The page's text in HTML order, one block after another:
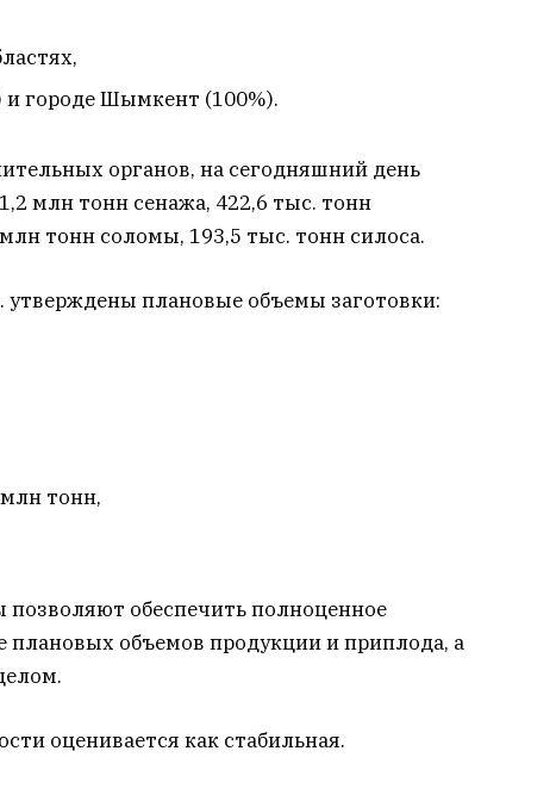
и городе Шымкент (100%).
органов, на сегодняшний день
млн тонн сенажа, 422,6 тыс. тонн
тонн соломы, 193,5 тыс. тонн силоса.
утверждены плановые объемы заготовки:
тонн,
обеспечить полноценное
объемов продукции и приплода, а
оценивается как стабильная.